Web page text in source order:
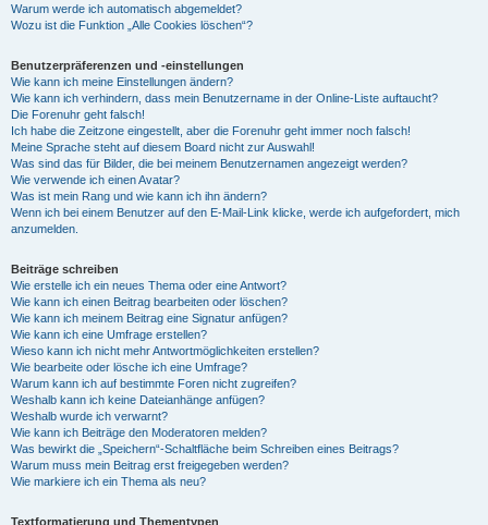
Warum werde ich automatisch abgemeldet?
Wozu ist die Funktion „Alle Cookies löschen“?
Benutzerpräferenzen und -einstellungen
Wie kann ich meine Einstellungen ändern?
Wie kann ich verhindern, dass mein Benutzername in der Online-Liste auftaucht?
Die Forenuhr geht falsch!
Ich habe die Zeitzone eingestellt, aber die Forenuhr geht immer noch falsch!
Meine Sprache steht auf diesem Board nicht zur Auswahl!
Was sind das für Bilder, die bei meinem Benutzernamen angezeigt werden?
Wie verwende ich einen Avatar?
Was ist mein Rang und wie kann ich ihn ändern?
Wenn ich bei einem Benutzer auf den E-Mail-Link klicke, werde ich aufgefordert, mich
anzumelden.
Beiträge schreiben
Wie erstelle ich ein neues Thema oder eine Antwort?
Wie kann ich einen Beitrag bearbeiten oder löschen?
Wie kann ich meinem Beitrag eine Signatur anfügen?
Wie kann ich eine Umfrage erstellen?
Wieso kann ich nicht mehr Antwortmöglichkeiten erstellen?
Wie bearbeite oder lösche ich eine Umfrage?
Warum kann ich auf bestimmte Foren nicht zugreifen?
Weshalb kann ich keine Dateianhänge anfügen?
Weshalb wurde ich verwarnt?
Wie kann ich Beiträge den Moderatoren melden?
Was bewirkt die „Speichern“-Schaltfläche beim Schreiben eines Beitrags?
Warum muss mein Beitrag erst freigegeben werden?
Wie markiere ich ein Thema als neu?
Textformatierung und Thementypen